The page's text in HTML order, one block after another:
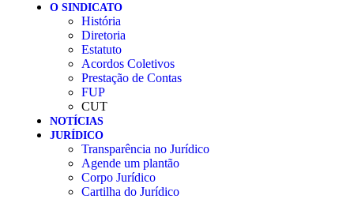
O SINDICATO
História
Diretoria
Estatuto
Acordos Coletivos
Prestação de Contas
FUP
CUT
NOTÍCIAS
JURÍDICO
Transparência no Jurídico
Agende um plantão
Corpo Jurídico
Cartilha do Jurídico